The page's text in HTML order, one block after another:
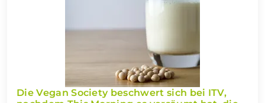
Die Vegan Society beschwert sich bei ITV,